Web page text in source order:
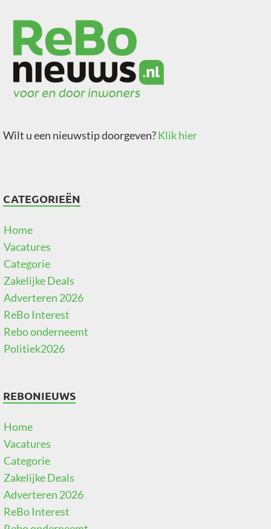
Wilt u een nieuwstip doorgeven?Klik hier
CATEGORIEËN
Home
Vacatures
Categorie
Zakelijke Deals
Adverteren 2026
ReBo Interest
Rebo onderneemt
Politiek2026
REBONIEUWS
Home
Vacatures
Categorie
Zakelijke Deals
Adverteren 2026
ReBo Interest